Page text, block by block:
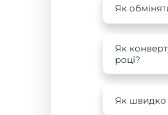
Як
Як
році?
Як швидко